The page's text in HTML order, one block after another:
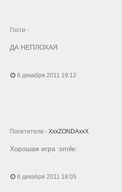
Гости -
ДА НЕПЛОХАЯ
6 декабря 2011 19:12
Посетители - XxxZONDAxxX
Хорошая игра :smile:
6 декабря 2011 18:05